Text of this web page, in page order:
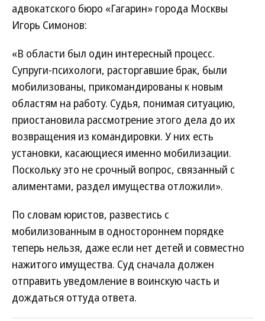
адвокатского бюро «Гагарин» города Москвы
Игорь Симонов:
«В области был один интересный процесс.
Супруги-психологи, расторгавшие брак, были
мобилизованы, прикомандированы к новым
областям на работу. Судья, понимая ситуацию,
приостановила рассмотрение этого дела до их
возвращения из командировки. У них есть
установки, касающиеся именно мобилизации.
Поскольку это не срочный вопрос, связанный с
алиментами, раздел имущества отложили».
По словам юристов, развестись с
мобилизованным в одностороннем порядке
теперь нельзя, даже если нет детей и совместно
нажитого имущества. Суд сначала должен
отправить уведомление в воинскую часть и
дождаться оттуда ответа.